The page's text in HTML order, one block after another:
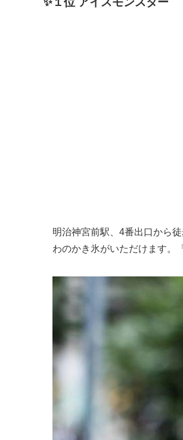
明治神宮前駅、4番出口から
わのかき氷がいただけます。